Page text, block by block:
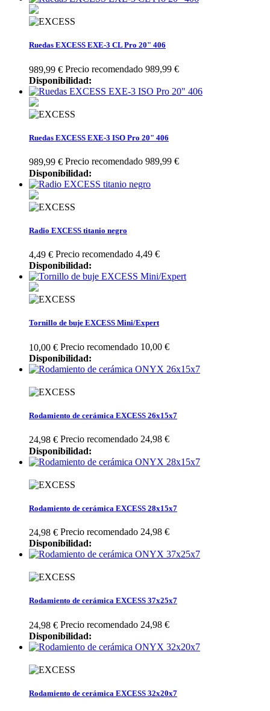
Ruedas EXCESS EXE-3 CL Pro 20" 406
989,99 € Precio recomendado 989,99 €
Disponibilidad:
Ruedas EXCESS EXE-3 ISO Pro 20" 406
989,99 € Precio recomendado 989,99 €
Disponibilidad:
Radio EXCESS titanio negro
4,49 € Precio recomendado 4,49 €
Disponibilidad:
Tornillo de buje EXCESS Mini/Expert
10,00 € Precio recomendado 10,00 €
Disponibilidad:
Rodamiento de cerámica EXCESS 26x15x7
24,98 € Precio recomendado 24,98 €
Disponibilidad:
Rodamiento de cerámica EXCESS 28x15x7
24,98 € Precio recomendado 24,98 €
Disponibilidad:
Rodamiento de cerámica EXCESS 37x25x7
24,98 € Precio recomendado 24,98 €
Disponibilidad:
Rodamiento de cerámica EXCESS 32x20x7